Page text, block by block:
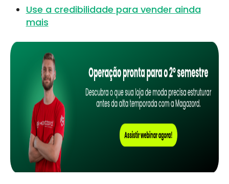
Use a credibilidade para vender ainda
mais